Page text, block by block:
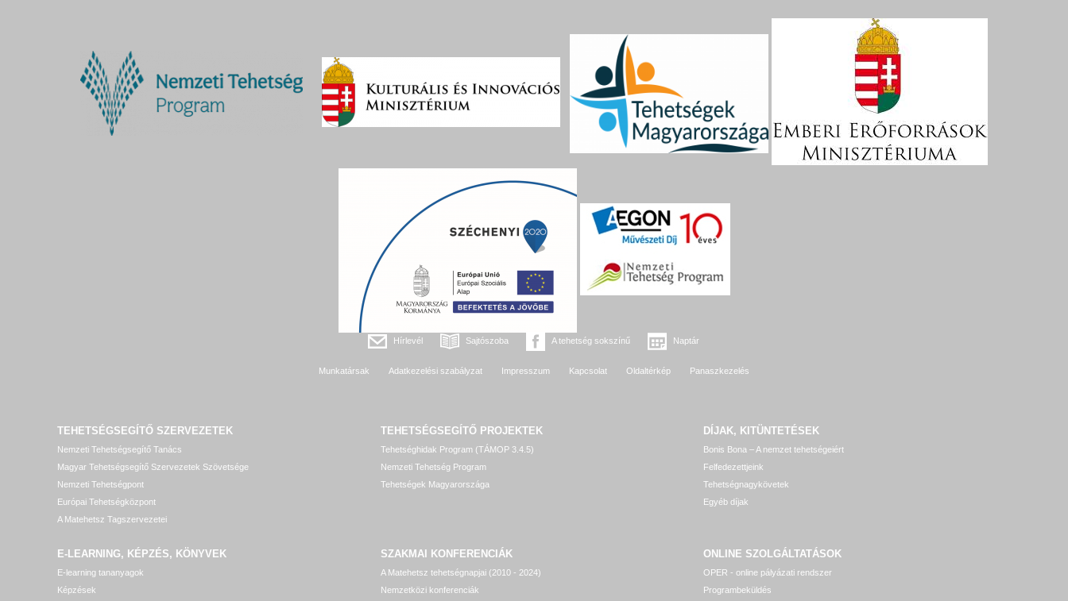
Hírlevél Sajtószoba A tehetség sokszínű Naptár
Munkatársak Adatkezelési szabályzat Impresszum Kapcsolat Oldaltérkép Panaszkezelés
TEHETSÉGSEGÍTŐ SZERVEZETEK
Nemzeti Tehetségsegítő Tanács
Magyar Tehetségsegítő Szervezetek Szövetsége
Nemzeti Tehetségpont
Európai Tehetségközpont
A Matehetsz Tagszervezetei
TEHETSÉGSEGÍTŐ PROJEKTEK
Tehetséghidak Program (TÁMOP 3.4.5)
Nemzeti Tehetség Program
Tehetségek Magyarországa
DÍJAK, KITÜNTETÉSEK
Bonis Bona – A nemzet tehetségeiért
Felfedezettjeink
Tehetségnagykövetek
Egyéb díjak
E-LEARNING, KÉPZÉS, KÖNYVEK
E-learning tananyagok
Képzések
SZAKMAI KONFERENCIÁK
A Matehetsz tehetségnapjai (2010 - 2024)
Nemzetközi konferenciák
ONLINE SZOLGÁLTATÁSOK
OPER - online pályázati rendszer
Programbeküldés